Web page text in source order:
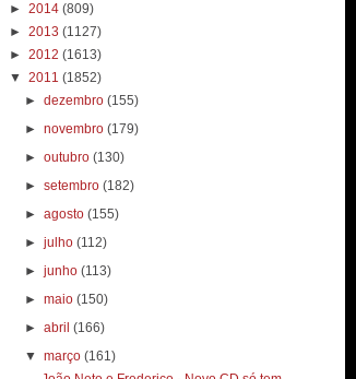
► 2014 (809)
► 2013 (1127)
► 2012 (1613)
▼ 2011 (1852)
►dezembro(155)
►novembro(179)
►outubro(130)
►setembro(182)
►agosto(155)
►julho(112)
►junho(113)
►maio(150)
►abril(166)
▼março(161)